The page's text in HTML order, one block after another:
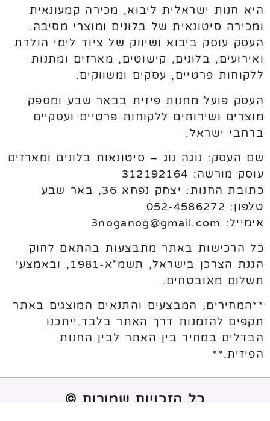
היא חנות ישראלית ליבוא, מכירה קמעונאית
ומכירה סיטונאית של בלונים ומוצרי מסיבה.
העסק עוסק ביבוא ושיווק של ציוד לימי הולדת
ואירועים, בלונים, קישוטים, מארזים ומתנות
ללקוחות פרטיים, עסקים ומשווקים.
העסק פועל מחנות פיזית בבאר שבע ומספק
מוצרים ושירותים ללקוחות פרטיים ועסקיים
ברחבי ישראל.
שם העסק: נוגה נוג – סיטונאות בלונים ומארזים
עוסק מורשה: 312192164
כתובת החנות: יצחק נפחא 36, באר שבע
טלפון: 052-4586272
אימייל: 3noganog@gmail.com
כל הרכישות באתר מתבצעות בהתאם לחוק
הגנת הצרכן בישראל, תשמ"א-1981, ובאמצעי
תשלום מאובטחים.
**המחירים, המבצעים והתנאים המוצגים באתר
תקפים להזמנות דרך האתר בלבד.ייתכנו
הבדלים במחיר בין האתר לבין החנות
הפיזית.**
כל הזכויות שמורות ©